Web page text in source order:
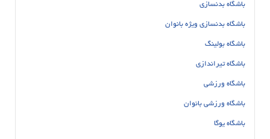
باشگاه بدنسازی
باشگاه بدنسازی ویژه بانوان
باشگاه بولینگ
باشگاه تیراندازی
باشگاه ورزشی
باشگاه ورزشی بانوان
باشگاه یوگا